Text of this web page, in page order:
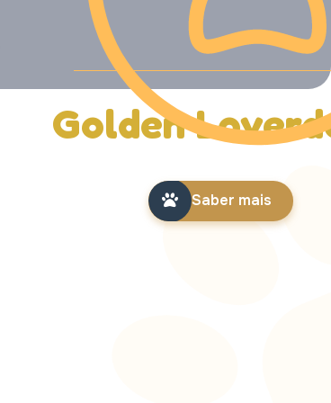
Saiba mais
História da
Golden
Saber mais